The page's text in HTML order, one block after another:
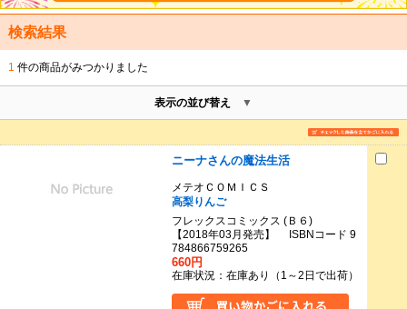
検索結果
1 件の商品がみつかりました
表示の並び替え
ニーナさんの魔法生活
メテオＣＯＭＩＣＳ
高梨りんご
フレックスコミックス (Ｂ６)
【2018年03月発売】 ISBNコード 9
784866759265
660円
在庫状況：在庫あり（1～2日で出荷）